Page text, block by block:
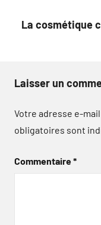
La cosmétique
Laisser un
Votre adresse e-
obligatoires sont
Commentaire*